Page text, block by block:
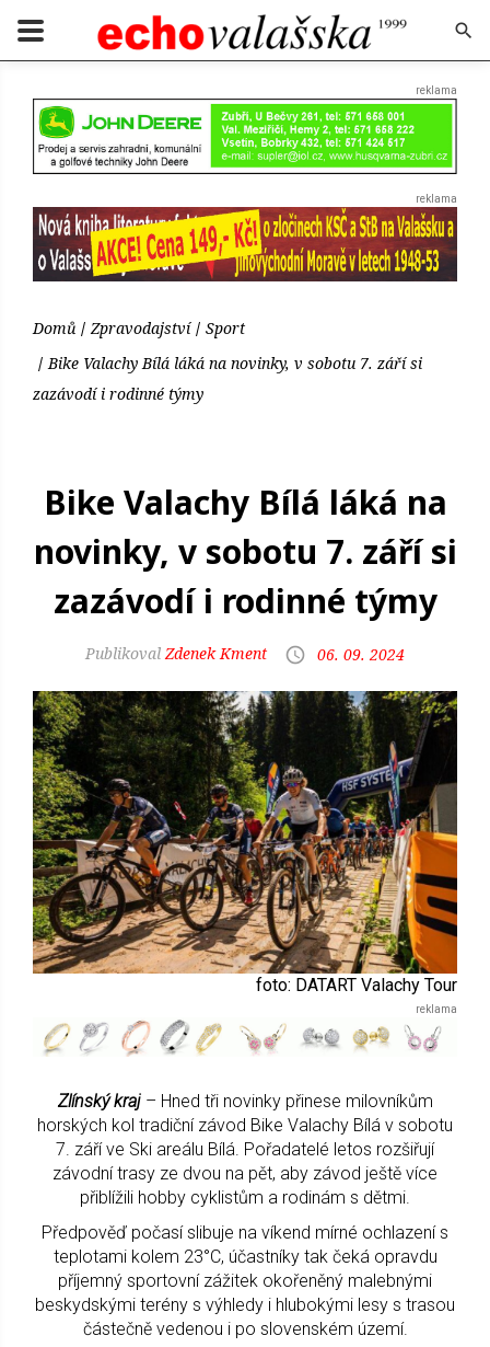
Domů Zpravodajství
Sport
Bike Valachy Bílá láká na novinky, v sobotu 7. září si
zazávodí i rodinné týmy
Bike Valachy Bílá láká na
novinky, v sobotu 7. září si
zazávodí i rodinné týmy
Zdenek Kment 06. 09. 2024
foto: DATART Valachy Tour
Zlínský kraj – Hned tři novinky přinese milovníkům
horských kol tradiční závod Bike Valachy Bílá v sobotu
7. září ve Ski areálu Bílá. Pořadatelé letos rozšiřují
závodní trasy ze dvou na pět, aby závod ještě více
přiblížili hobby cyklistům a rodinám s dětmi.
Předpověď počasí slibuje na víkend mírné ochlazení s
teplotami kolem 23°C, účastníky tak čeká opravdu
příjemný sportovní zážitek okořeněný malebnými
beskydskými terény s výhledy i hlubokými lesy s trasou
částečně vedenou i po slovenském území.